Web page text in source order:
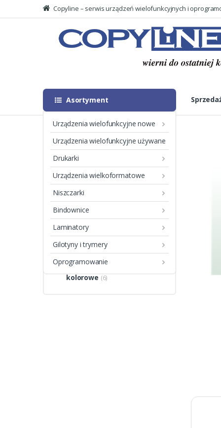
Skip
Skip
Copyline – serwis urządzeń wielofunkcyjnych i
Search
for:
Asortyment
Urządzenia wielofunkcyjne nowe
Urządzenia wielofunkcyjne używane
Drukarki
Urządzenia wielkoformatowe
Niszczarki
Bindownice
Laminatory
Gilotyny i trymery
Oprogramowanie
Show All Categories
czarno-białe
Drukarki czarno białe
Drukarki kolorowe
kolorowe (6)